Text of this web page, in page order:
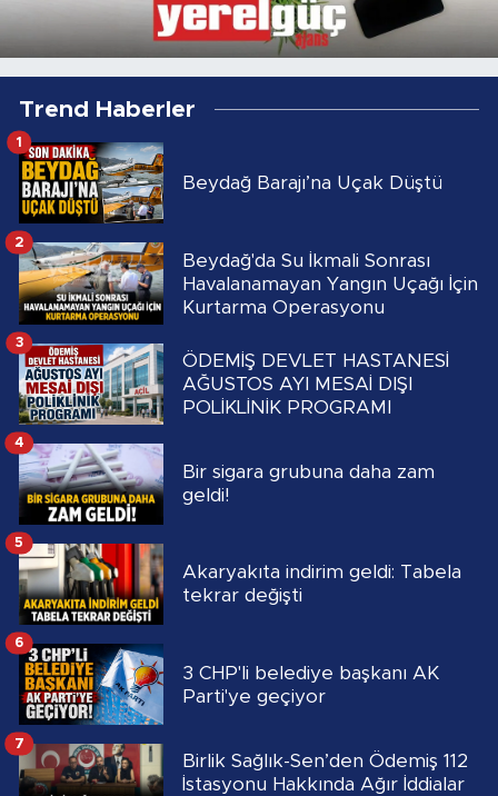
Trend Haberler
Beydağ Barajı’na Uçak Düştü
1
Beydağ'da Su İkmali Sonrası
Havalanamayan Yangın Uçağı İçin
Kurtarma Operasyonu
2
ÖDEMİŞ DEVLET HASTANESİ
AĞUSTOS AYI MESAİ DIŞI
POLİKLİNİK PROGRAMI
3
Bir sigara grubuna daha zam
geldi!
4
Akaryakıta indirim geldi: Tabela
tekrar değişti
5
3 CHP'li belediye başkanı AK
Parti'ye geçiyor
6
Birlik Sağlık-Sen’den Ödemiş 112
İstasyonu Hakkında Ağır İddialar
7